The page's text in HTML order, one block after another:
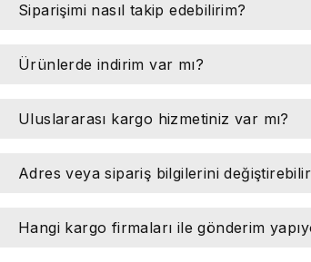
Siparişimi nasıl takip edebilirim?
Ürünlerde indirim var mı?
Uluslararası kargo hizmetiniz var mı?
Adres veya sipariş bilgilerini
Hangi kargo firmaları ile gönderim